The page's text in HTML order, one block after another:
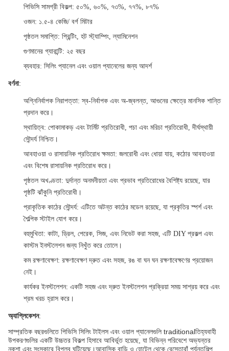
পিভিসি সামগ্রী বিকল্প: ৫০%, ৬০%, ৭৩%, ৭৭%, ৮৭%
ওজন: ১.৫-৪ কেজি/ বর্গ মিটার
পৃষ্ঠতল সমাপ্তি: প্রিন্টিং, হট স্ট্যাম্পিং, ল্যামিনেশন
গুণমানের গ্যারান্টি: ২৫ বছর
ব্যবহার: সিলিং প্যানেল এবং ওয়াল প্যানেলের জন্য আদর্শ
বর্ণনা:
অগ্নিনির্বাপক নিরাপত্তা: স্ব-নির্বাপক এবং অ-জ্বলন্ত, আগুনের ক্ষেত্রে মানসিক শান্তি
প্রদান করে।
স্থায়িত্ব: পোকামাকড় এবং টার্মিট প্রতিরোধী, পচা এবং মরিচা প্রতিরোধী, দীর্ঘস্থায়ী
সৌন্দর্য নিশ্চিত।
আবহাওয়া ও রাসায়নিক প্রতিরোধ ক্ষমতা: জলরোধী এবং ধোয়া যায়, কঠোর আবহাওয়া
এবং বিশেষ রাসায়নিক প্রতিরোধ করে।
পৃষ্ঠতল অখণ্ডতা: দুর্দান্ত অনমনীয়তা এবং প্রভাব প্রতিরোধের বৈশিষ্ট্য রয়েছে, যার
পৃষ্ঠটি ঝাঁকুনি প্রতিরোধী।
প্রাকৃতিক কাঠের সৌন্দর্য: এটিতে অটন্ত কাঠের মডেল রয়েছে, যা প্রকৃতির স্পর্শ এবং
শৈল্পিক স্টাইল যোগ করে।
বহুমুখিতা: কাটা, ড্রিল, পেরেক, সিজ, এবং নিভেট করা সহজ, এটি DIY প্রকল্প এবং
কাস্টম ইনস্টলেশন জন্য নিখুঁত করে তোলে।
কম রক্ষণাবেক্ষণ: রক্ষণাবেক্ষণ দ্রুত এবং সহজ, রঙ বা ঘন ঘন রক্ষণাবেক্ষণের প্রয়োজন
নেই।
কার্যকর ইনস্টলেশন: একটি সহজ এবং দ্রুত ইনস্টলেশন প্রক্রিয়া সময় সাশ্রয় করে এবং
শ্রম খরচ হ্রাস করে।
অ্যাপ্লিকেশন:
সাম্প্রতিক বছরগুলিতে পিভিসি সিলিং টাইলস এবং ওয়াল প্যানেলগুলি traditionalতিহ্যবাহী
উপকরণগুলির একটি উচ্চতর বিকল্প হিসাবে আবির্ভূত হয়েছে, যা বিভিন্ন পরিবেশে অভ্যন্তর
নকশা এবং সংস্কারে বিপ্লব ঘটিয়েছে।আবাসিক বাড়ি ও হোটেল থেকে রেস্তোরাঁ পর্যন্তশিল্প